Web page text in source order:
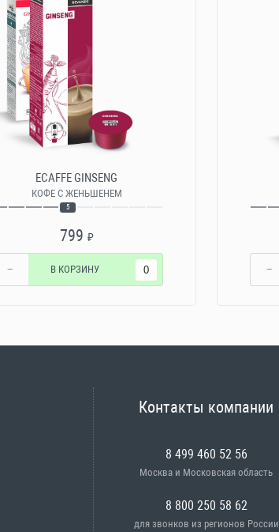
ECAFFE GINSENG
КОФЕ С ЖЕНЬШЕНЕМ
5
799 ₽
− В КОРЗИНУ −
Контакты компании
8 499 460 52 56
Москва и Московская область
8 800 250 58 62
для звонков из регионов России